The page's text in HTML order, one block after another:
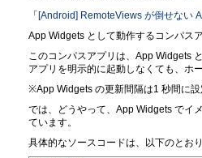
「 [Android] RemoteViews が倒せない
App Widgets として動作するコンパス
このコンパスアプリは、App Widgets
アプリを明示的に起動しなくても、ホ
※App Widgets の更新間隔は1 秒間に設
では、どうやって、App Widgets でイ
ています。
具体的なソースコードは、以下のとおり